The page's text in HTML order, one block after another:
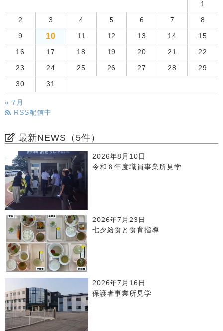
1
2 3 4 5 6 7 8
9 10 11 12 13 14 15
16 17 18 19 20 21 22
23 24 25 26 27 28 29
30 31
« 7月
RSS配信中
最新NEWS（5件）
2026年8月10日
令和８年度職員事業所見学
2026年7月23日
七夕給食と食育指導
2026年7月16日
保護者事業所見学